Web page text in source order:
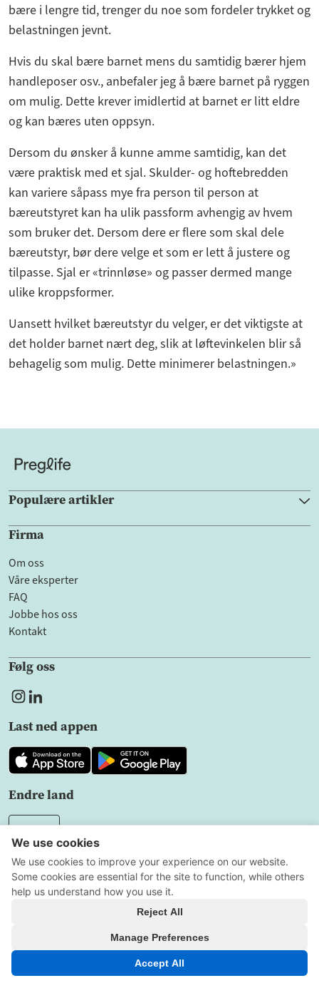
bære i lengre tid, trenger du noe som fordeler trykket og
belastningen jevnt.
Hvis du skal bære barnet mens du samtidig bærer hjem
handleposer osv., anbefaler jeg å bære barnet på ryggen
om mulig. Dette krever imidlertid at barnet er litt eldre
og kan bæres uten oppsyn.
Dersom du ønsker å kunne amme samtidig, kan det
være praktisk med et sjal. Skulder- og hoftebredden
kan variere såpass mye fra person til person at
bæreutstyret kan ha ulik passform avhengig av hvem
som bruker det. Dersom dere er flere som skal dele
bæreutstyr, bør dere velge et som er lett å justere og
tilpasse. Sjal er «trinnløse» og passer dermed mange
ulike kroppsformer.
Uansett hvilket bæreutstyr du velger, er det viktigste at
det holder barnet nært deg, slik at løftevinkelen blir så
behagelig som mulig. Dette minimerer belastningen.»
Populære artikler
Firma
Om oss
Våre eksperter
FAQ
Jobbe hos oss
Kontakt
Følg oss
Last ned appen
Endre land
Sekretesspolicy Användarvillkor
Copyright © 2026